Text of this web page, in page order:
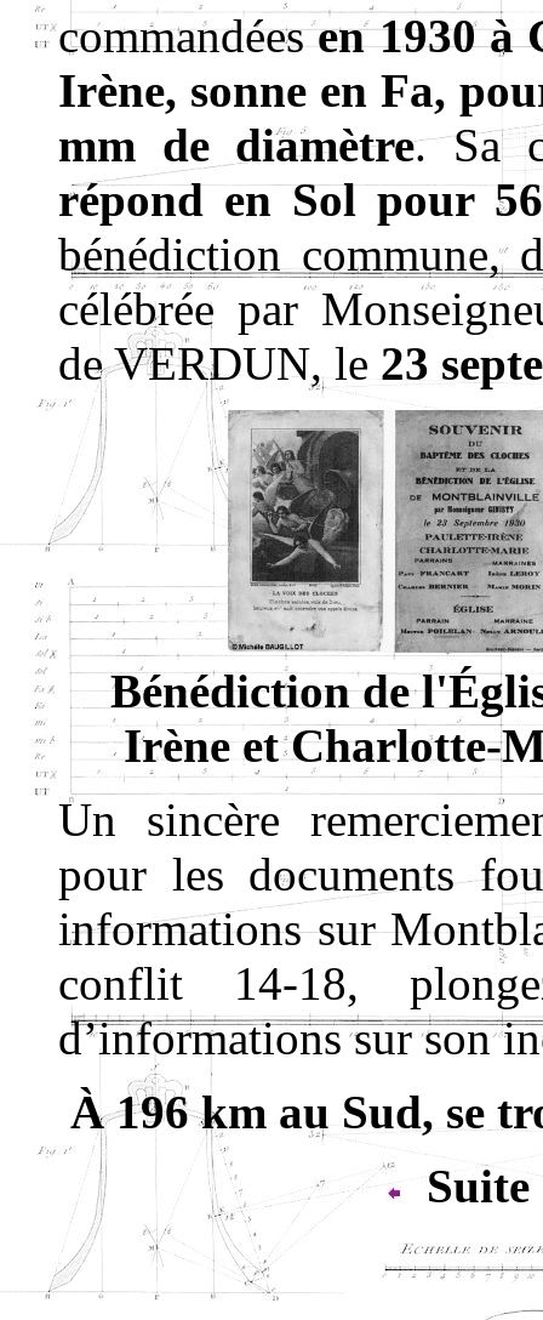
commandéesen 1930 à
Irène, sonne en Fa,
mm de diamètre. Sa
répond en Sol pour
bénédiction commune,
célébrée par
de VERDUN, le 23
Bénédiction de
Irène et Charlotte-
Un sincère
pour les documents
informations sur
conflit 14-18,
d’informations sur son
À 196 km au Sud, se